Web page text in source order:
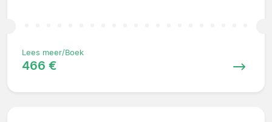
Lees meer/Boek
466 €